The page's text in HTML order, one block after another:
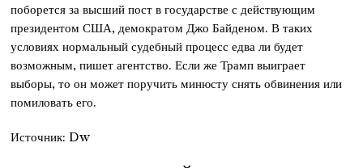
поборется за высший пост в государстве с действующим
президентом США, демократом Джо Байденом. В таких
условиях нормальный судебный процесс едва ли будет
возможным, пишет агентство. Если же Трамп выиграет
выборы, то он может поручить минюсту снять обвинения или
помиловать его.
Источник: Dw